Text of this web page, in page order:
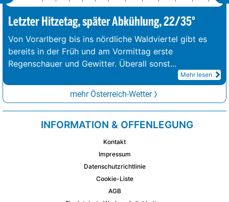
Letzter Hitzetag, später Abkühlung, 22/35°
Von Vorarlberg bis ins nördliche Waldviertel gibt es
bereits in der Früh und am Vormittag erste
Regenschauer und Gewitter. Überall sonst...
Mehr lesen
mehr Österreich-Wetter
INFORMATION & OFFENLEGUNG
Kontakt
Impressum
Datenschutzrichtlinie
Cookie-Liste
AGB